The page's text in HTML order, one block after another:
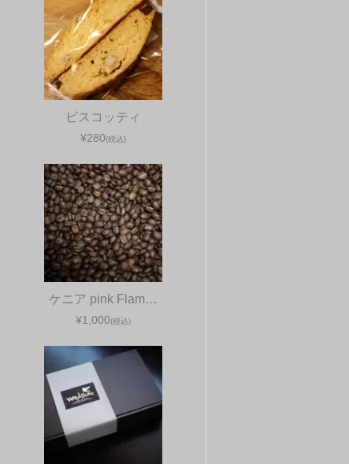
ビスコッティ
¥280(税込)
ケニア pink Flam…
¥1,000(税込)